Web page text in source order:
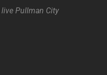
live Pullman City